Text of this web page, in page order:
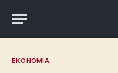
EKONOMIA